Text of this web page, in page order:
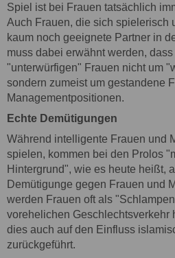
Spiel ist bei Frauen tatsächlich
Auch Frauen, die sich spielerisch
kaum noch geeignete Partner in
muss dabei erwähnt werden,
"unterwürfigen" Frauen nicht um
sondern zumeist um gestandene
Managementpositionen.
Echte Demütigungen
Während intelligente Frauen und
spielen, kommen bei den Prolos
Hintergrund", wie es heute heißt,
Demütigunge gegen Frauen und
werden Frauen oft als
vorehelichen Geschlechtsverkehr
dies auch auf den Einfluss
zurückgeführt.